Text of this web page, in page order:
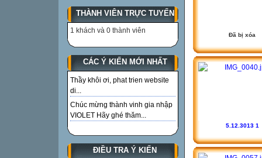
THÀNH VIÊN TRỰC TUYẾN
1 khách và 0 thành viên
CÁC Ý KIẾN MỚI NHẤT
Thầy khôi ơi, phat trien website
di...
Chúc mừng thành vinh gia nhập
VIOLET Hãy ghé thăm...
ĐIỀU TRA Ý KIẾN
Đã bị xóa
5.12.3013 1